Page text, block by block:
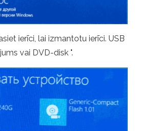
ierīci, lai izmantotu ierīci. USB
vai DVD-disk ".